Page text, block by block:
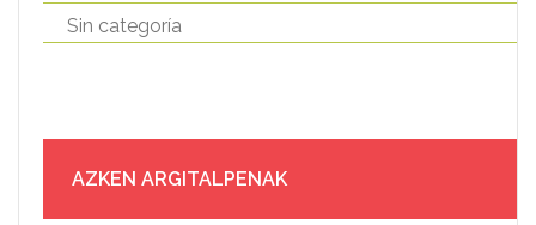
Sin categoría
AZKEN ARGITALPENAK